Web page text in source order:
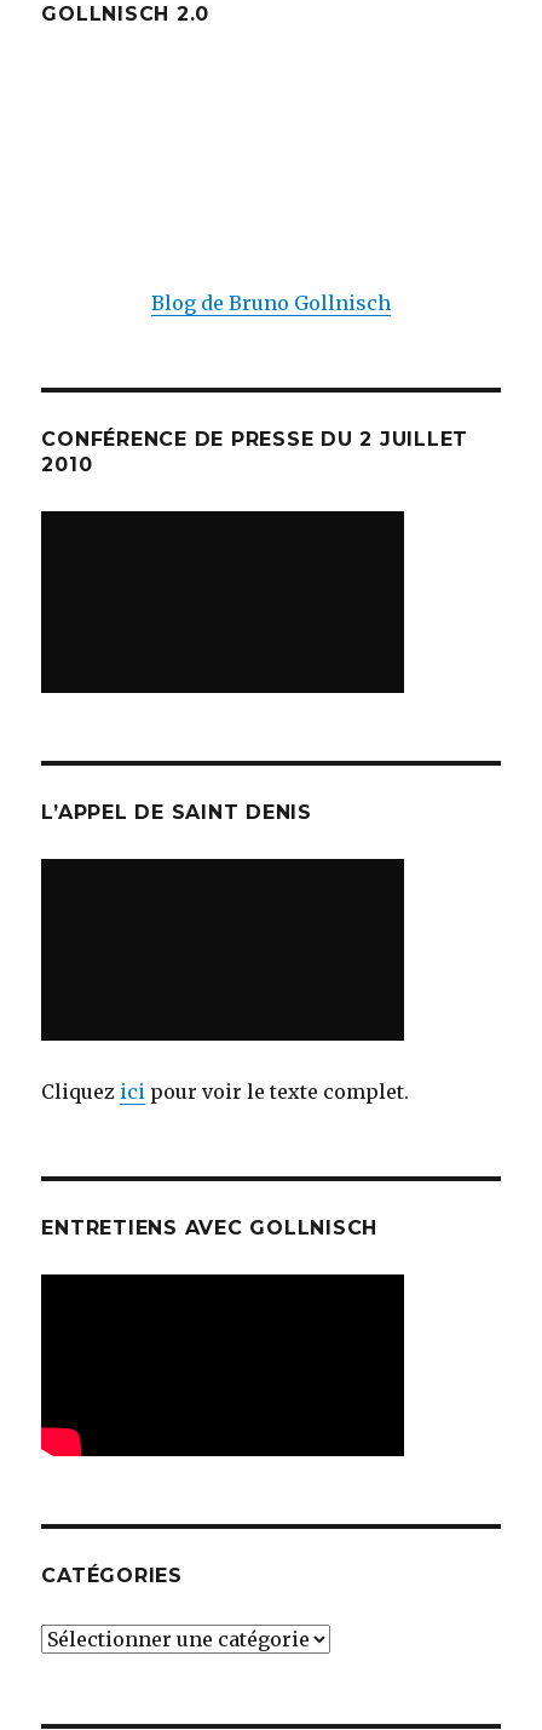
GOLLNISCH 2.0
Blog de Bruno Gollnisch
CONFÉRENCE DE PRESSE DU 2 JUILLET
2010
L’APPEL DE SAINT DENIS
Cliquez ici pour voir le texte complet.
ENTRETIENS AVEC GOLLNISCH
CATÉGORIES
Catégories